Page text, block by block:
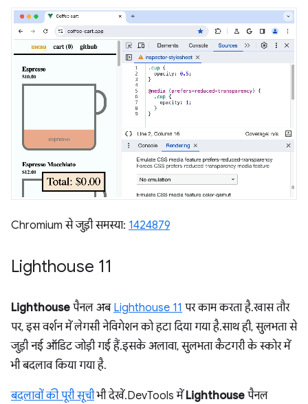
Chromium से जुड़ी समस्या: 1424879
Lighthouse 11
Lighthouse पैनल अब Lighthouse 11 पर काम करता है. खास तौर
पर, इस वर्शन में लेगसी नेविगेशन को हटा दिया गया है. साथ ही, सुलभता से
जुड़ी नई ऑडिट जोड़ी गई हैं. इसके अलावा, सुलभता कैटगरी के स्कोर में
भी बदलाव किया गया है.
बदलावों की पूरी सूचीभी देखें. DevTools मेंLighthouse पैनल